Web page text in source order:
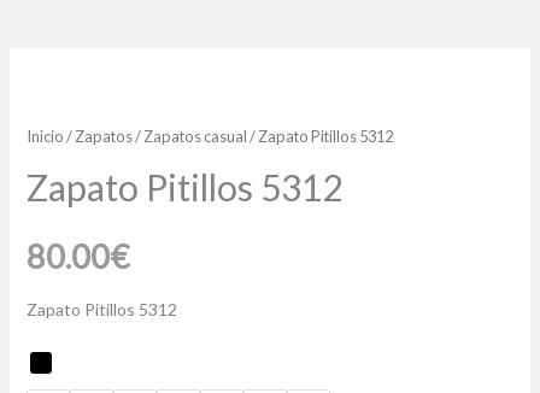
Inicio/Zapatos/Zapatos casual/ Zapato Pitillos 5312
Zapato Pitillos 5312
80.00€
Zapato Pitillos 5312
5312